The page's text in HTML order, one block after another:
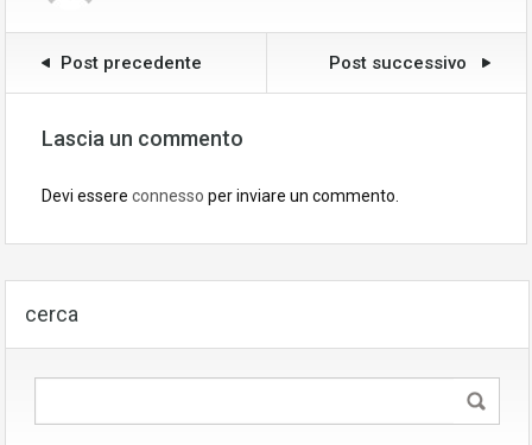
Post precedente Post successivo
Lascia un commento
Devi essere connesso per inviare un commento.
cerca